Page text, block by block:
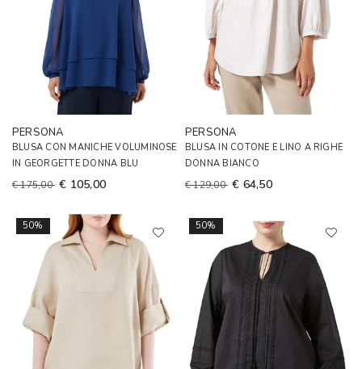
PERSONA
BLUSA CON MANICHE VOLUMINOSE
IN GEORGETTE DONNA BLU
€ 175,00 € 105,00
PERSONA
BLUSA IN COTONE E LINO A RIGHE
DONNA BIANCO
€ 129,00 € 64,50
50% 50%